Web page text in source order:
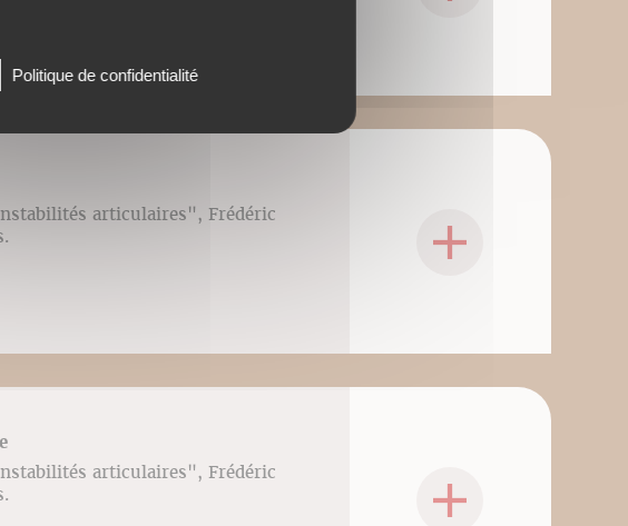
articulaires", Frédéric
articulaires", Frédéric
Politique de confidentialité